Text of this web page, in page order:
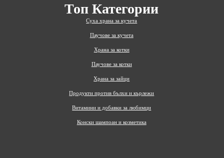
Топ Категории
Суха храна за кучета
Паучове за кучета
Храна за котки
Паучове за котки
Храна за зайци
Продукти против бълхи и кърлежи
Витамини и добавки за любимци
Конски шампоан и козметика